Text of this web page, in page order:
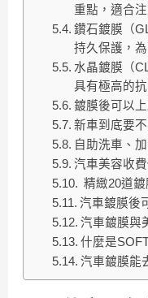
重點，適合
鑽石鍍膜（
持久保護，
水晶鍍膜（
具有極高的抗
鍍膜後可以
新車到底要
自助洗車、
汽車美容收
精緻20道鍍
汽車鍍膜後
汽車鍍膜與
什麼是
汽車鍍膜能